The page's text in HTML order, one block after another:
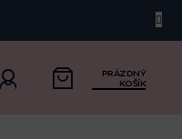
PRÁZDNÝ
KOŠÍK